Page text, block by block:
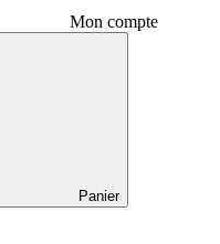
Mon compte
Panier